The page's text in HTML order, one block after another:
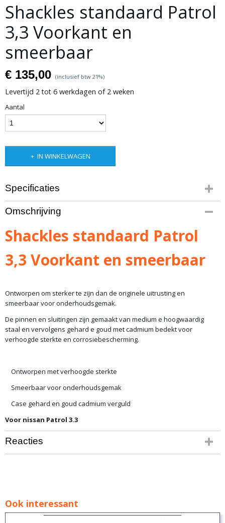
Shackles standaard Patrol
3,3 Voorkant en
smeerbaar
€ 135,00 (inclusief btw 21%)
Levertijd 2 tot 6 werkdagen of 2 weken
Aantal
IN WINKELWAGEN
Specificaties
Bruto gewicht
5,00 Kg
Omschrijving
Shackles standaard Patrol
3,3 Voorkant en smeerbaar
Ontworpen om sterker te zijn dan de originele uitrusting en
smeerbaar voor onderhoudsgemak.
De pinnen en sluitingen zijn gemaakt van medium e hoogwaardig
staal en vervolgens gehard e goud met cadmium bedekt voor
verhoogde sterkte en corrosiebescherming.
Ontworpen met verhoogde sterkte
Smeerbaar voor onderhoudsgemak
Case gehard en goud cadmium verguld
Voor nissan Patrol 3.3
Reacties
Ook interessant